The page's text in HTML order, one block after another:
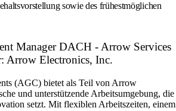
sowie des frühestmöglichen
Manager DACH - Arrow Services
Arrow Electronics, Inc.
(AGC) bietet als Teil von Arrow
und unterstützende Arbeitsumgebung, die
setzt. Mit flexiblen Arbeitszeiten, einem